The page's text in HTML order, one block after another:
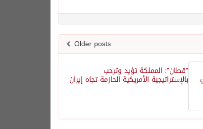
Older posts
"قطان": المملكة تؤيد وترحب
بالإستراتيجية الأمريكية الحازمة تجاه إيران